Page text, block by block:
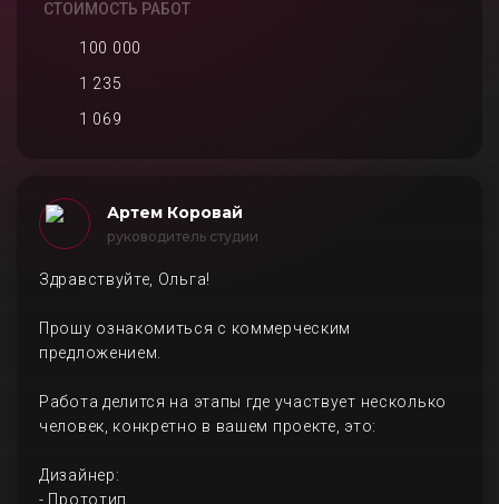
СТОИМОСТЬ РАБОТ
100 000
1 235
1 069
Артем Коровай
руководитель студии
Здравствуйте, Ольга!
Прошу ознакомиться с коммерческим
предложением.
Работа делится на этапы где участвует несколько
человек, конкретно в вашем проекте, это:
Дизайнер:
- Прототип